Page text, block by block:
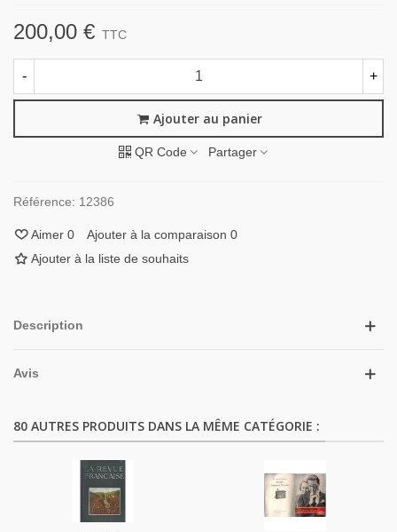
200,00 € TTC
- +
Ajouter au panier
QR Code Partager
Référence: 12386
Aimer 0 Ajouter à la comparaison 0
Ajouter à la liste de souhaits
Description
Avis
80 AUTRES PRODUITS DANS LA MÊME CATÉGORIE :